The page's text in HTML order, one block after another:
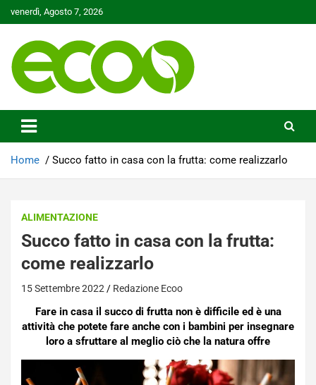
to
venerdì, Agosto 7, 2026
Ecoo.it
Home Succo fatto in casa con la frutta: come realizzarlo
ALIMENTAZIONE
Succo fatto in casa con la frutta:
come realizzarlo
15 Settembre 2022 Redazione Ecoo
Fare in casa il succo di frutta non è difficile ed è una
attività che potete fare anche con i bambini per insegnare
loro a sfruttare al meglio ciò che la natura offre